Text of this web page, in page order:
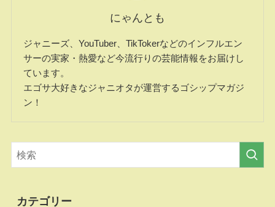
にゃんとも
ジャニーズ、YouTuber、TikTokerなどのインフルエン
サーの実家・熱愛など今流行りの芸能情報をお届けし
ています。
エゴサ大好きなジャニオタが運営するゴシップマガジ
ン！
カテゴリー